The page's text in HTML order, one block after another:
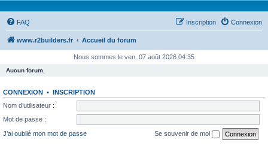
FAQ Connexion
Inscription
www.r2builders.fr Accueil du forum
Nous sommes le ven. 07 août 2026 04:35
Aucun forum.
CONNEXION • INSCRIPTION
Nom d’utilisateur :
Mot de passe :
J’ai oublié mon mot de passe
Se souvenir de moi